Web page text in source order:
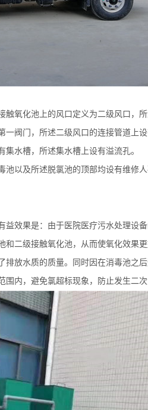
氧化池上的风口定义为二级风口，
阀门，所述二级风口的连接管道上设
水槽，所述集水槽上设有溢流孔。
以及所述脱氯池的顶部均设有维修
益效果是：由于医院医疗污水处理设备
和二级接触氧化池，从而使氧化效果
放水质的质量。同时因在消毒池之
内，避免氯超标现象，防止发生二次